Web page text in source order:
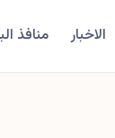
الاخبار منافذ